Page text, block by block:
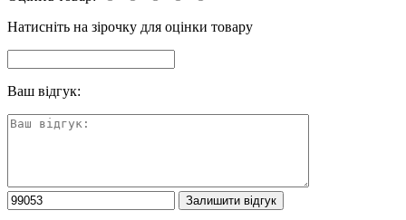
Натисніть на зірочку для оцінки товару
Ваш відгук: